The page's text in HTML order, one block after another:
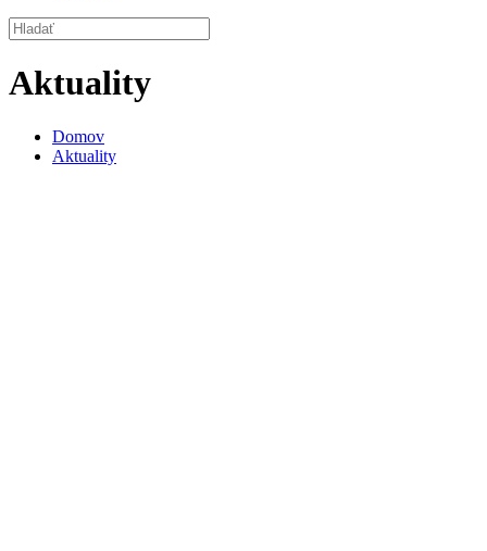
Aktuality
Domov
Aktuality